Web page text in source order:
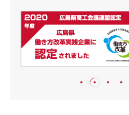
11/25
年末年始の営業に関するお知
2025
05/14
12/09
年末年始の営業に関するお知